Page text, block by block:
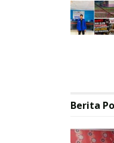
Berita